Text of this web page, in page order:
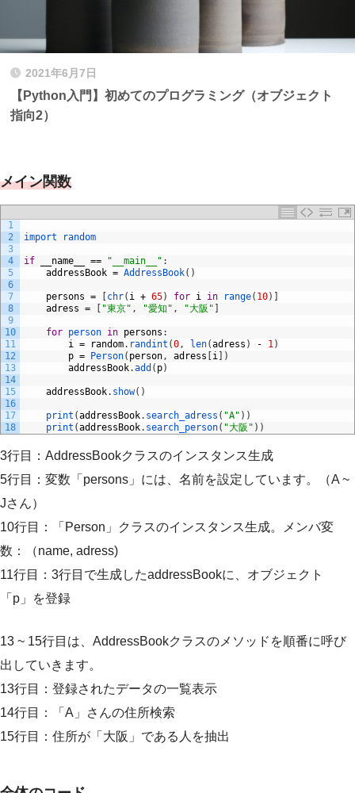
2021年6月7日
【Python入門】初めてのプログラミング（オブジェクト
指向2）
メイン関数
1
2
3
4
5
6
7
8
9
10
11
12
13
14
15
16
17
18
import random
if __name__ == "__main__" :
addressBook = AddressBook( )
persons = [chr( i + 65) for i in range( 10) ]
adress = [ "東京" , "愛知" , "大阪" ]
for person in persons :
i
= random. randint (0 , len(adress ) - 1 )
p = Person( person , adress [i ] )
addressBook.add ( p)
addressBook. show( )
print (addressBook. search_adress ( "A" ) )
print (addressBook. search_person( "大阪" ) )
3行目：AddressBookクラスのインスタンス生成
5行目：変数「persons」には、名前を設定しています。（A ~
Jさん）
10行目：「Person」クラスのインスタンス生成。メンバ変
数：（name, adress)
11行目：3行目で生成したaddressBookに、オブジェクト
「p」を登録
13 ~ 15行目は、AddressBookクラスのメソッドを順番に呼び
出していきます。
13行目：登録されたデータの一覧表示
14行目：「A」さんの住所検索
15行目：住所が「大阪」である人を抽出